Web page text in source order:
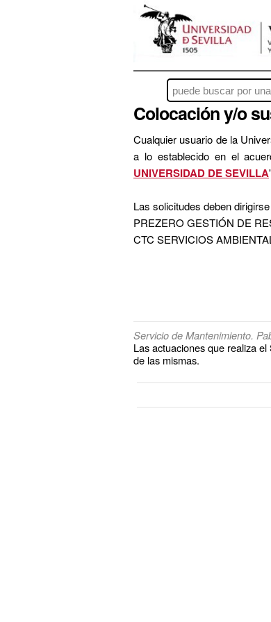
Colocación y/o
Cualquier usuario de la
a lo establecido en el
UNIVERSIDAD DE SEVILLA
Las solicitudes deben
PREZERO GESTIÓN DE
CTC SERVICIOS
Servicio de Mantenimiento.
Las actuaciones que realiza
de las mismas.